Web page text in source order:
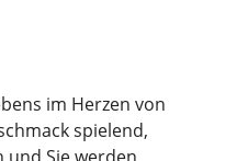
im Herzen von
spielend,